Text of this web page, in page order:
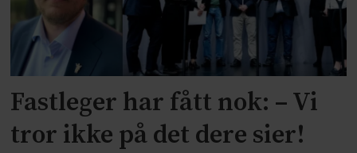
Fastleger har fått nok: – Vi
tror ikke på det dere sier!